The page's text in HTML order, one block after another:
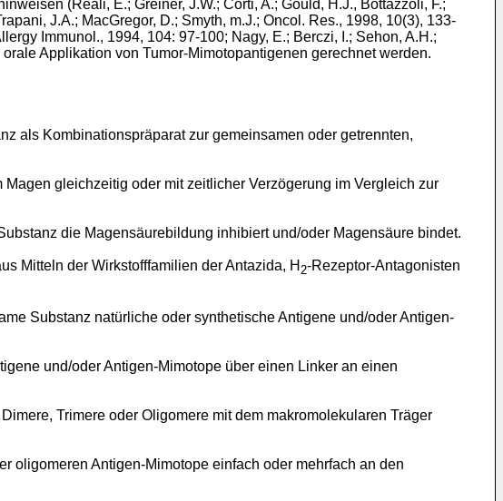
(Reali, E.; Greiner, J.W.; Corti, A.; Gould, H.J., Bottazzoli, F.;
J.A.; MacGregor, D.; Smyth, m.J.; Oncol. Res., 1998, 10(3), 133-
Immunol., 1994, 104: 97-100; Nagy, E.; Berczi, I.; Sehon, A.H.;
Applikation von Tumor-Mimotopantigenen gerechnet werden.
als Kombinationspräparat zur gemeinsamen oder getrennten,
gleichzeitig oder mit zeitlicher Verzögerung im Vergleich zur
die Magensäurebildung inhibiert und/oder Magensäure bindet.
Mitteln der Wirkstofffamilien der Antazida, H2-Rezeptor-Antagonisten
Substanz natürliche oder synthetische Antigene und/oder Antigen-
und/oder Antigen-Mimotope über einen Linker an einen
Trimere oder Oligomere mit dem makromolekularen Träger
oligomeren Antigen-Mimotope einfach oder mehrfach an den